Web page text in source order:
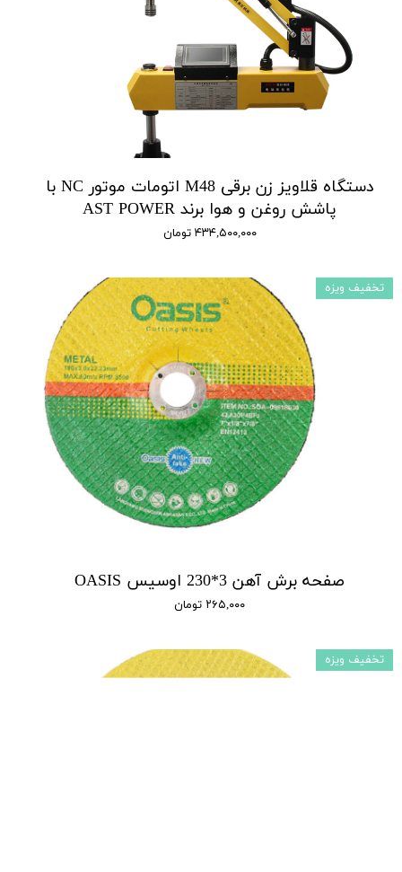
دستگاه قلاویز زن برقی M48 اتومات موتور NC با
پاشش روغن و هوا برند AST POWER
۴۳۴,۵۰۰,۰۰۰ تومان
صفحه برش آهن 3*230 اوسیس OASIS
۲۶۵,۰۰۰ تومان
تخفیف ویزه
تخفیف ویزه